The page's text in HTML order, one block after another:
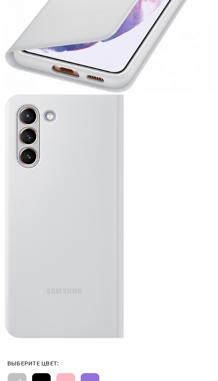
ВЫБЕРИТЕ ЦВЕТ: